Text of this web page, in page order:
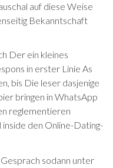
auf diese Weise
Bekanntschaft
Der ein kleines
in erster Linie As
bis Die leser dasjenige
bringen in WhatsApp
reglementieren
den Online-Dating-
sodann unter